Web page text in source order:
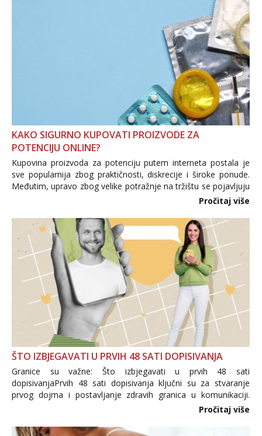
KAKO SIGURNO KUPOVATI PROIZVODE ZA
POTENCIJU ONLINE?
Kupovina proizvoda za potenciju putem interneta postala je
sve popularnija zbog praktičnosti, diskrecije i široke ponude.
Međutim, upravo zbog velike potražnje na tržištu se pojavljuju
i brojni krivotvoreni proizvodi, nepouzdane internetske
Pročitaj više
ŠTO IZBJEGAVATI U PRVIH 48 SATI DOPISIVANJA
Granice su važne: Što izbjegavati u prvih 48 sati
dopisivanjaPrvih 48 sati dopisivanja ključni su za stvaranje
prvog dojma i postavljanje zdravih granica u komunikaciji.
Važno je izbjeći prebrzo otkrivanje osobnih ili intimnih
informacija, jer nepoznata osoba još nije zaslužila to
povjerenje. Takođe...
Pročitaj više